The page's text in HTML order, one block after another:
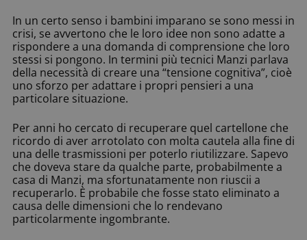
In un certo senso i bambini imparano se sono messi in
crisi, se avvertono che le loro idee non sono adatte a
rispondere a una domanda di comprensione che loro
stessi si pongono. In termini più tecnici Manzi parlava
della necessità di creare una “tensione cognitiva”, cioè
uno sforzo per adattare i propri pensieri a una
particolare situazione.
Per anni ho cercato di recuperare quel cartellone che
ricordo di aver arrotolato con molta cautela alla fine di
una delle trasmissioni per poterlo riutilizzare. Sapevo
che doveva stare da qualche parte, probabilmente a
casa di Manzi, ma sfortunatamente non riuscii a
recuperarlo. È probabile che fosse stato eliminato a
causa delle dimensioni che lo rendevano
particolarmente ingombrante.